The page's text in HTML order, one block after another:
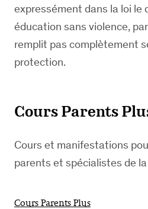
expressément dans la loi le
éducation sans violence,
remplit pas complètement
protection.
Cours Parents
Cours et manifestations
parents et spécialistes de
Cours Parents Plus